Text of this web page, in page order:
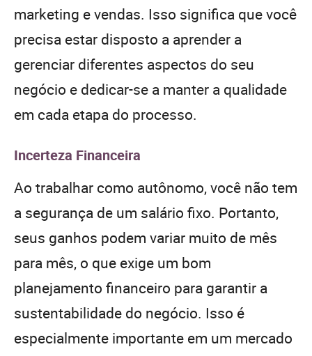
marketing e vendas. Isso significa que você
precisa estar disposto a aprender a
gerenciar diferentes aspectos do seu
negócio e dedicar-se a manter a qualidade
em cada etapa do processo.
Incerteza Financeira
Ao trabalhar como autônomo, você não tem
a segurança de um salário fixo. Portanto,
seus ganhos podem variar muito de mês
para mês, o que exige um bom
planejamento financeiro para garantir a
sustentabilidade do negócio. Isso é
especialmente importante em um mercado